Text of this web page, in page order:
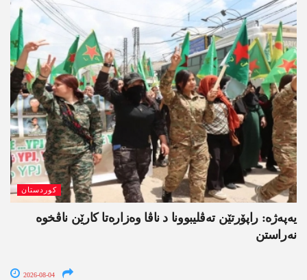
کوردستان
یەپەژە: راپۆرتێن تەڤلیبوونا د ناڤا وەزارەتا کارێن ناڤخوە
نەراستن
2026-08-04